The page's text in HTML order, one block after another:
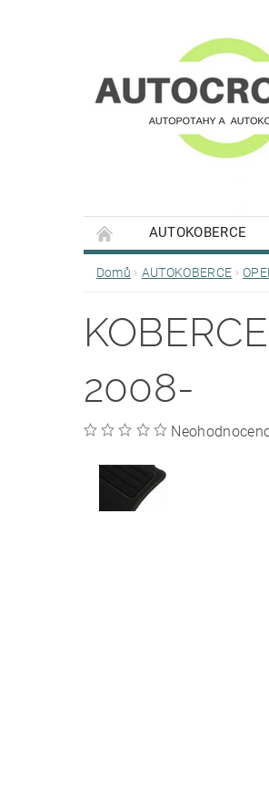
AUTOKOBERCE
Domů AUTOKOBERCE OPEL
2008-